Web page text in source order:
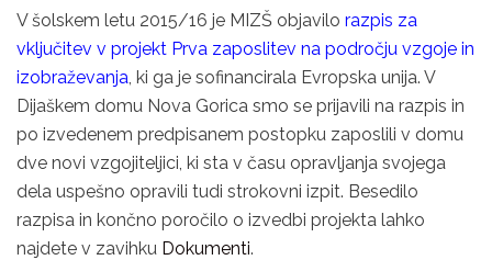
V šolskem letu 2015/16 je MIZŠ objavilo razpis za
vključitev v projekt Prva zaposlitev na področju vzgoje in
izobraževanja , ki ga je sofinancirala Evropska unija. V
Dijaškem domu Nova Gorica smo se prijavili na razpis in
po izvedenem predpisanem postopku zaposlili v domu
dve novi vzgojiteljici, ki sta v času opravljanja svojega
dela uspešno opravili tudi strokovni izpit. Besedilo
razpisa in končno poročilo o izvedbi projekta lahko
najdete v zavihku Dokumenti.